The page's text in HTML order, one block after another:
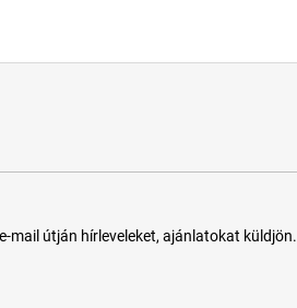
mail útján hírleveleket, ajánlatokat küldjön.